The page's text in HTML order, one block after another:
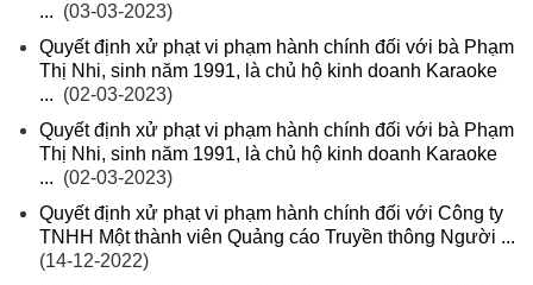
... (03-03-2023)
Quyết định xử phạt vi phạm hành chính đối với bà Phạm
Thị Nhi, sinh năm 1991, là chủ hộ kinh doanh Karaoke
... (02-03-2023)
Quyết định xử phạt vi phạm hành chính đối với bà Phạm
Thị Nhi, sinh năm 1991, là chủ hộ kinh doanh Karaoke
... (02-03-2023)
Quyết định xử phạt vi phạm hành chính đối với Công ty
TNHH Một thành viên Quảng cáo Truyền thông Người ...
(14-12-2022)